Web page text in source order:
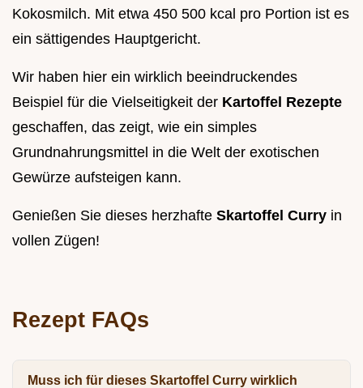
Kokosmilch. Mit etwa 450 500 kcal pro Portion ist es
ein sättigendes Hauptgericht.
Wir haben hier ein wirklich beeindruckendes
Beispiel für die Vielseitigkeit der Kartoffel Rezepte
geschaffen, das zeigt, wie ein simples
Grundnahrungsmittel in die Welt der exotischen
Gewürze aufsteigen kann.
Genießen Sie dieses herzhafte Skartoffel Curry in
vollen Zügen!
Rezept FAQs
Muss ich für dieses Skartoffel Curry wirklich